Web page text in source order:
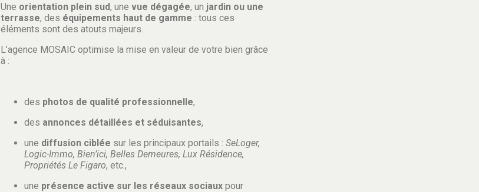
Une orientation plein sud, une vue dégagée, un jardin ou une
terrasse, des équipements haut de gamme : tous ces
éléments sont des atouts majeurs.
L’agence MOSAIC optimise la mise en valeur de votre bien grâce
à :
des photos de qualité professionnelle,
des annonces détaillées et séduisantes,
une diffusion ciblée sur les principaux portails : SeLoger,
Logic-Immo, Bien’ici, Belles Demeures, Lux Résidence,
Propriétés Le Figaro, etc.,
une présence active sur les réseaux sociaux pour